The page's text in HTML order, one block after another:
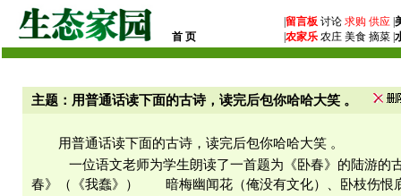
首 页
留言板 讨论 求购 供应
农家乐 农庄 美食 摘菜 |
主题：用普通话读下面的古诗，读完后包你哈哈大笑 。
用普通话读下面的古诗，读完后包你哈哈大笑 。
一位语文老师为学生朗读了一首题为《卧春》的陆游的
春》（《我蠢》） 暗梅幽闻花（俺没有文化）、卧枝伤恨